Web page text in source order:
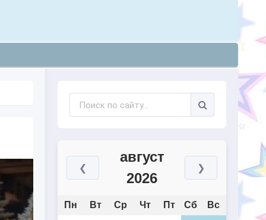
❮
август
2026
❯
Пн Вт Ср Чт Пт Сб
Вс